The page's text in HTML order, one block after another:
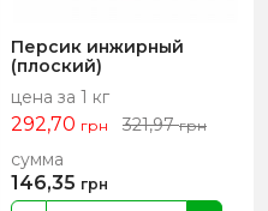
Персик инжирный
(плоский)
цена за 1 кг
292,70 грн 321,97грн
сумма
146,35 грн